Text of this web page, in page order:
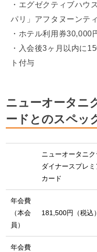
エグゼクティブハウ
パリ」アフタヌーンテ
ホテル利用券30,000
入会後3ヶ月以内に
ト付与
ニューオータニ
ードとのスペッ
ニューオータニ
ダイナースプレミ
カード
年会費
（本会
員）
181,500円（税込）
年会費